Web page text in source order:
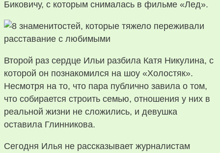
Биковичу, с которым снималась в фильме «Лед».
Второй раз сердце Ильи разбила Катя Никулина, с
которой он познакомился на шоу «Холостяк».
Несмотря на то, что пара публично завила о том,
что собирается строить семью, отношения у них в
реальной жизни не сложились, и девушка
оставила Глинникова.
Сегодня Илья не рассказывает журналистам